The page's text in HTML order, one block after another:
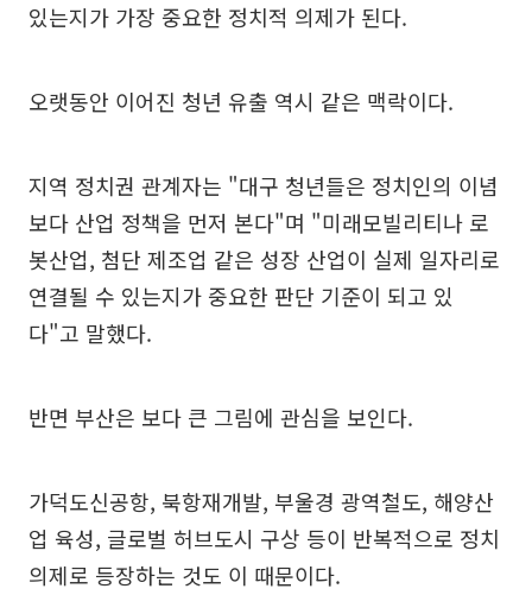
있는지가 가장 중요한 정치적 의제가 된다.
오랫동안 이어진 청년 유출 역시 같은 맥락이다.
지역 정치권 관계자는 "대구 청년들은 정치인의 이념
보다 산업 정책을 먼저 본다"며 "미래모빌리티나 로
봇산업, 첨단 제조업 같은 성장 산업이 실제 일자리로
연결될 수 있는지가 중요한 판단 기준이 되고 있
다"고 말했다.
반면 부산은 보다 큰 그림에 관심을 보인다.
가덕도신공항, 북항재개발, 부울경 광역철도, 해양산
업 육성, 글로벌 허브도시 구상 등이 반복적으로 정치
의제로 등장하는 것도 이 때문이다.